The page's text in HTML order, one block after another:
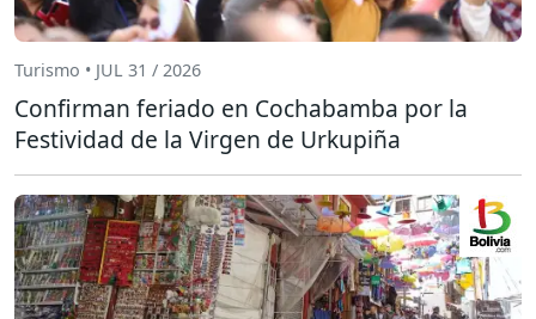
Turismo • JUL 31 / 2026
Confirman feriado en Cochabamba por la
Festividad de la Virgen de Urkupiña